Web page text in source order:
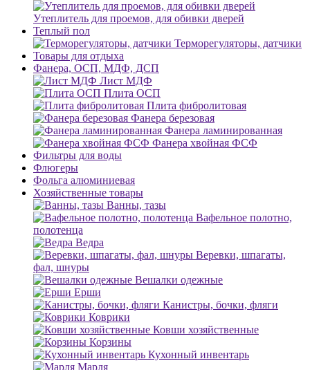
Утеплитель для проемов, для обивки дверей
Теплый пол
Терморегуляторы, датчики
Товары для отдыха
Фанера, ОСП, МДФ, ДСП
Лист МДФ
Плита ОСП
Плита фибролитовая
Фанера березовая
Фанера ламинированная
Фанера хвойная ФСФ
Фильтры для воды
Флюгеры
Фольга алюминиевая
Хозяйственные товары
Ванны, тазы
Вафельное полотно,
полотенца
Ведра
Веревки, шпагаты,
фал, шнуры
Вешалки одежные
Ерши
Канистры, бочки, фляги
Коврики
Ковши хозяйственные
Корзины
Кухонный инвентарь
Марля